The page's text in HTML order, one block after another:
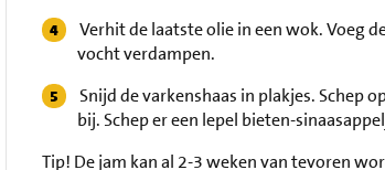
Verhit de laatste olie in een wok. Voeg
vocht verdampen.
Snijd de varkenshaas in plakjes. Schep
bij. Schep er een lepel bieten-
Tip! De jam kan al 2-3 weken van tevoren